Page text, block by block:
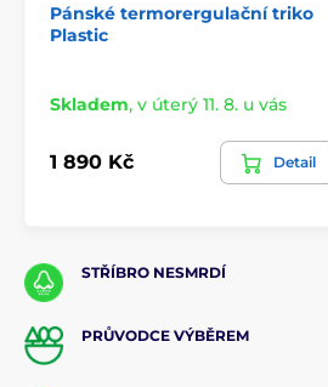
Pánské termorergulační triko
Plastic
Skladem, v úterý 11. 8. u vás
1 890 Kč Detail
STŘÍBRO NESMRDÍ
PRŮVODCE VÝBĚREM